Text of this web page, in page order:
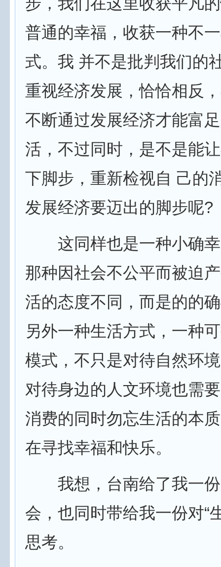
普通的幸福，收获一种不
式。我 并不是批判我们的
重视经济发展，恰恰相反
不断通过发展经济才能富
活，不过同时，是不是能
下脚步，重新检视自 己的
发展经济要迈出的脚步呢?
这同样也是一种小确幸
那种因社会不公平而被迫
活的态度不同，而是的的
另外一种生活方式，一种
模式，不只是对待自然环
对待身边的人文环境也需
消费的同时勿忘生活的本
在寻找幸福和快乐。
我想，台南给了我一份
会，也同时带给我一份对“
思考。